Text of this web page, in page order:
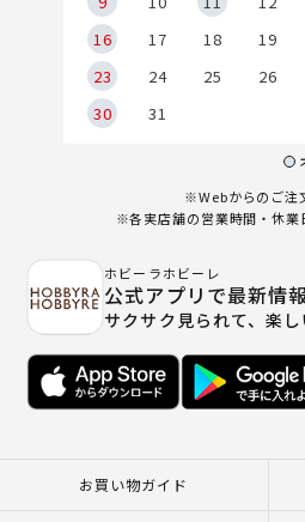
16
17 18 19
23
24 25 26
30
31
※Webからのご注
※各実店舗の営業時間・休業
ホビーラホビーレ
公式アプリで最新情
サクサク見られて、楽
お買い物ガイド